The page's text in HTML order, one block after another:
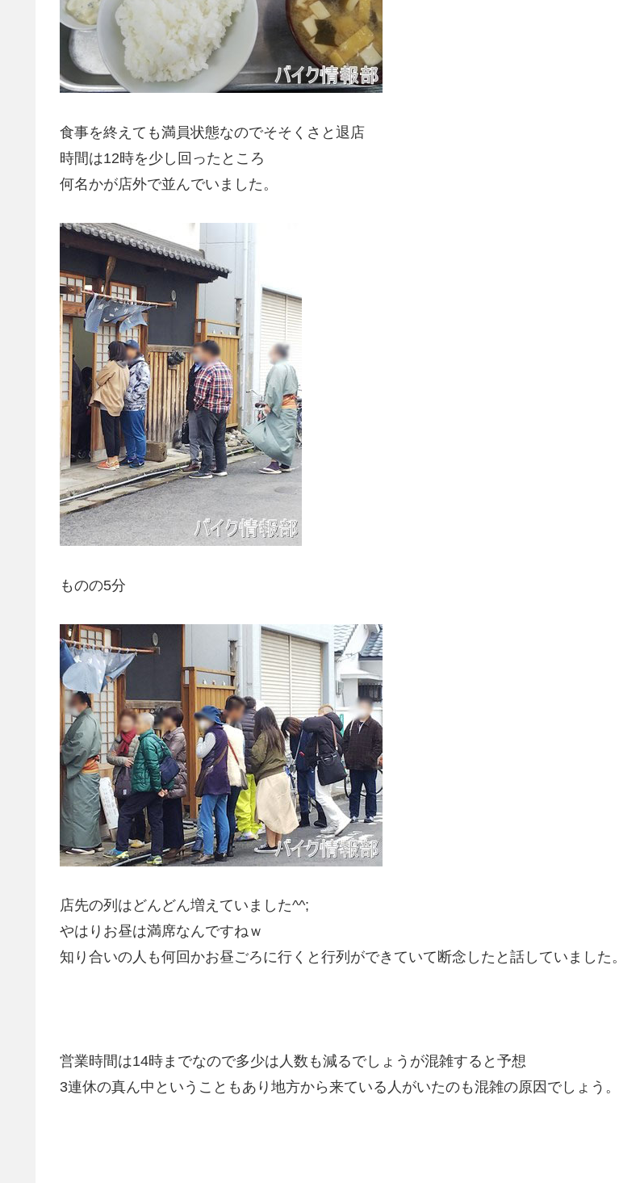
食事を終えても満員状態なのでそそくさと退店
時間は12時を少し回ったところ
何名かが店外で並んでいました。
ものの5分
店先の列はどんどん増えていました^^;
やはりお昼は満席なんですねｗ
知り合いの人も何回かお昼ごろに行くと行列ができていて断念したと話していました。
営業時間は14時までなので多少は人数も減るでしょうが混雑すると予想
3連休の真ん中ということもあり地方から来ている人がいたのも混雑の原因でしょう。